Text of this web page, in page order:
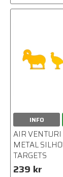
INFO
AIR VENTURI
METAL
TARGETS
239 kr